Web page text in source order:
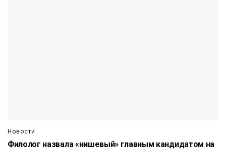
Новости
Филолог назвала «нишевый» главным кандидатом на